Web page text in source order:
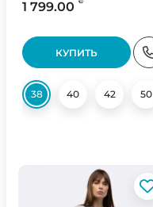
1 799.00
КУПИТЬ
38 40 42 50